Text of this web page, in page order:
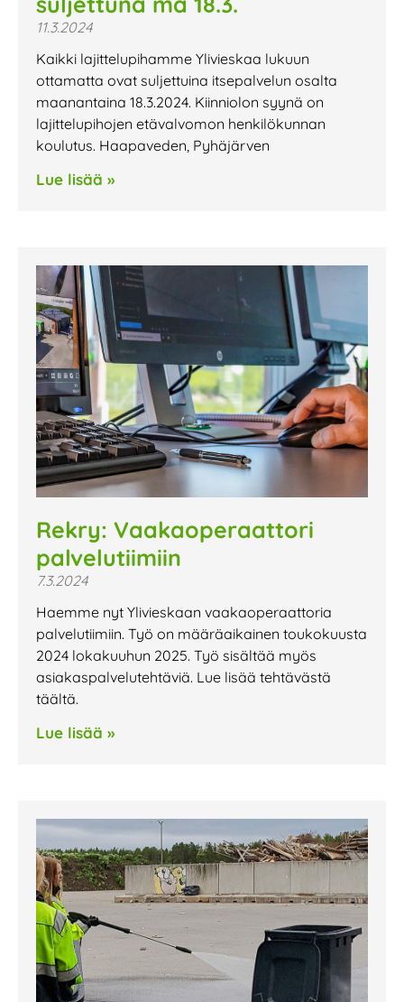
11.3.2024
Kaikki lajittelupihamme Ylivieskaa lukuun
ottamatta ovat suljettuina itsepalvelun osalta
maanantaina 18.3.2024. Kiinniolon syynä on
lajittelupihojen etävalvomon henkilökunnan
koulutus. Haapaveden, Pyhäjärven
Lue lisää »
Rekry: Vaakaoperaattori
palvelutiimiin
7.3.2024
Haemme nyt Ylivieskaan vaakaoperaattoria
palvelutiimiin. Työ on määräaikainen toukokuusta
2024 lokakuuhun 2025. Työ sisältää myös
asiakaspalvelutehtäviä. Lue lisää tehtävästä
täältä.
Lue lisää »